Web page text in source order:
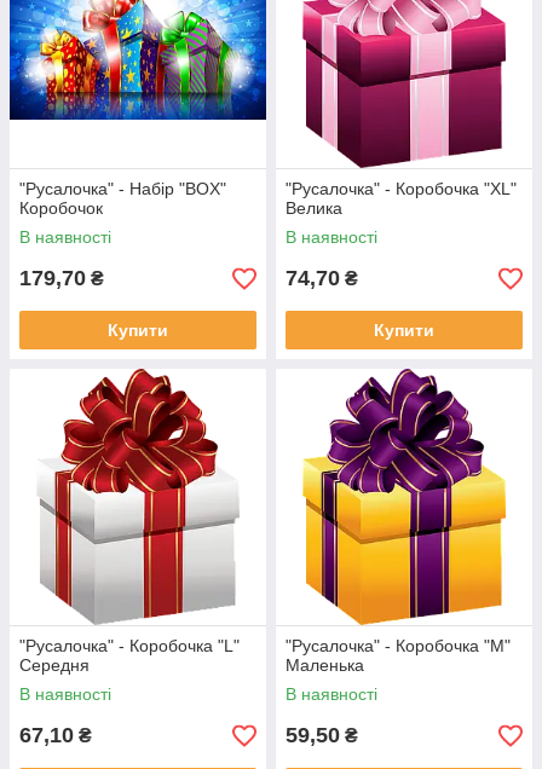
"Русалочка" - Набір "BOX"
Коробочок
В наявності
179,70 ₴
Купити
"Русалочка" - Коробочка "XL"
Велика
В наявності
74,70 ₴
Купити
"Русалочка" - Коробочка "L"
Середня
В наявності
67,10 ₴
"Русалочка" - Коробочка "М"
Маленька
В наявності
59,50 ₴